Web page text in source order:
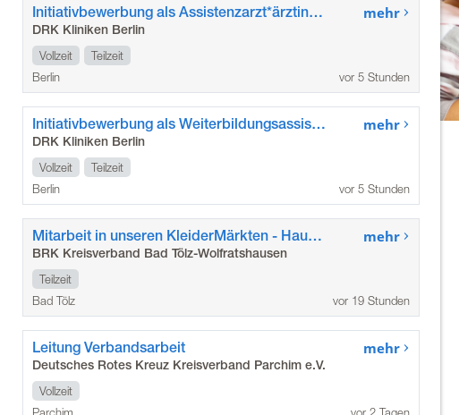
Initiativbewerbung als Assistenzarzt*ärztin / Weiterbildungsassistent*in für Allgemeinmedizin / Innere Medizin in der Geriatrie im Krankenhaus im Grünen
DRK Kliniken Berlin
Vollzeit
Teilzeit
Berlin
mehr
vor 5 Stunden
Initiativbewerbung als Weiterbildungsassistent*in / Assistenzarzt*ärztin in der Allgemein- und Viszeralchirurgie im Kunstkrankenhaus
DRK Kliniken Berlin
Vollzeit
Teilzeit
Berlin
mehr
vor 5 Stunden
Mitarbeit in unseren KleiderMärkten - Hauptstandort Bad Tölz (m/w/d)
BRK Kreisverband Bad Tölz-Wolfratshausen
Teilzeit
Bad Tölz
mehr
vor 19 Stunden
Leitung Verbandsarbeit
Deutsches Rotes Kreuz Kreisverband Parchim e.V.
Vollzeit
mehr